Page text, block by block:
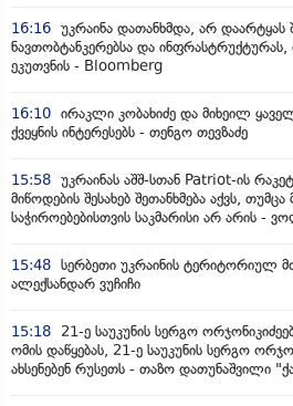
16:16 უკრაინა დათანხმდა, არ დაარტყას
ნავთობტანკერებსა და
ეკუთვნის - Bloomberg
16:10 ირაკლი კობახიძე და მიხეილ
ქვეყნის ინტერესებს - თენგო თევზაძე
15:58 უკრაინას აშშ-სთან Patriot-ის
მიწოდების შესახებ შეთანხმება აქვს,
საჭიროებებისთვის საკმარისი არ არის -
15:48 სერბეთი უკრაინის ტერიტორიულ
ალექსანდარ ვუჩიჩი
15:18
21-ე საუკუნის სერგო
ომის დაწყებას, 21-ე საუკუნის სერგო
ახსენებენ რუსეთს - თაზო დათუნაშვილი